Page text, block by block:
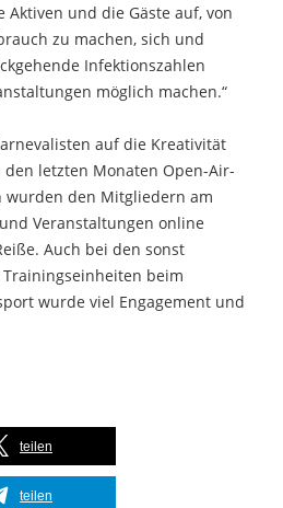
und die Gäste auf, von
zu machen, sich und
Infektionszahlen
möglich machen.“
auf die Kreativität
den letzten Monaten Open-Air-
wurden den Mitgliedern am
Veranstaltungen online
Auch bei den sonst
beim
wurde viel Engagement und
teilen
teilen